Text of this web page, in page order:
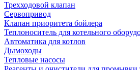
Трехходовой клапан
Сервопривод
Клапан приоритета бойлера
Теплоноситель для котельного
Автоматика для котлов
Дымоходы
Тепловые насосы